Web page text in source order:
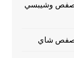
وشيبسي
شاي